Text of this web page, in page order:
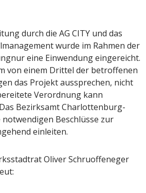
durch die AG CITY und das
wurde im Rahmen der
eine Einwendung eingereicht.
von einem Drittel der betroffenen
das Projekt aussprechen, nicht
Verordnung kann
Bezirksamt Charlottenburg-
Beschlüsse zur
einleiten.
Oliver Schruoffeneger